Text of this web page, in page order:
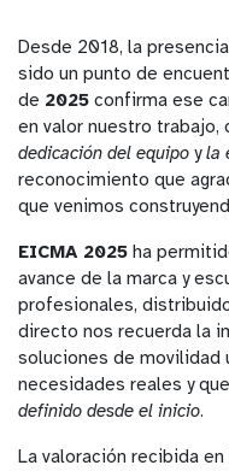
Desde 2018, la
sido un punto de
de 2025 confirma ese
en valor nuestro trabajo,
dedicación del equipo yla
reconocimiento que
que venimos
EICMA 2025 ha
avance de la marca y
profesionales,
directo nos recuerda la
soluciones de movilidad
necesidades reales y
definido desde el inicio.
La valoración recibida